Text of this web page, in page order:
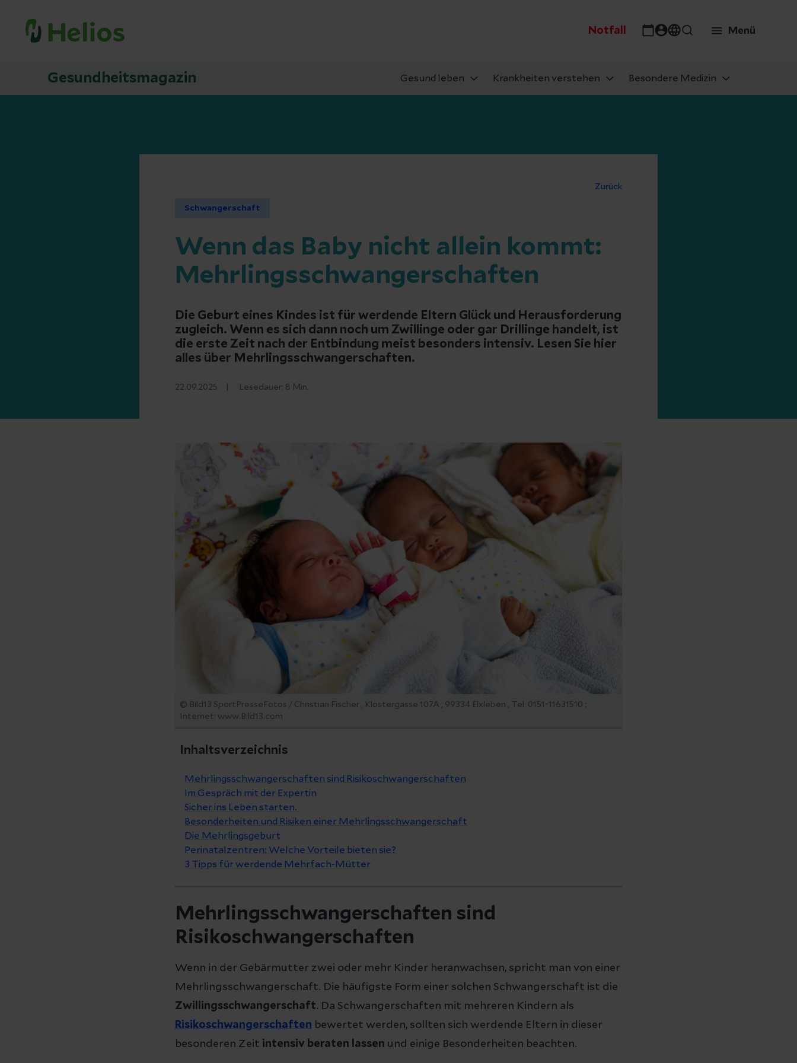
Notfall Menü
Gesundheitsmagazin Gesund leben Krankheiten verstehen Besondere Medizin
Zurück
Schwangerschaft
Wenn das Baby nicht allein kommt:
Mehrlingsschwangerschaften
Die Geburt eines Kindes ist für werdende Eltern Glück und Herausforderung
zugleich. Wenn es sich dann noch um Zwillinge oder gar Drillinge handelt, ist
die erste Zeit nach der Entbindung meist besonders intensiv. Lesen Sie hier
alles über Mehrlingsschwangerschaften.
22.09.2025 Lesedauer: 8 Min.
© Bild13 SportPresseFotos / Christian Fischer , Klostergasse 107A , 99334 Elxleben , Tel: 0151-11631510 ;
Internet: www.Bild13.com
Inhaltsverzeichnis
Mehrlingsschwangerschaften sind Risikoschwangerschaften
Im Gespräch mit der Expertin
Sicher ins Leben starten.
Besonderheiten und Risiken einer Mehrlingsschwangerschaft
Die Mehrlingsgeburt
Perinatalzentren: Welche Vorteile bieten sie?
3 Tipps für werdende Mehrfach-Mütter
Mehrlingsschwangerschaften sind
Risikoschwangerschaften
Wenn in der Gebärmutter zwei oder mehr Kinder heranwachsen, spricht man von einer
Mehrlingsschwangerschaft. Die häufigste Form einer solchen Schwangerschaft ist die
Zwillingsschwangerschaft. Da Schwangerschaften mit mehreren Kindern als
Risikoschwangerschaften bewertet werden, sollten sich werdende Eltern in dieser
besonderen Zeit intensiv beraten lassen und einige Besonderheiten beachten.